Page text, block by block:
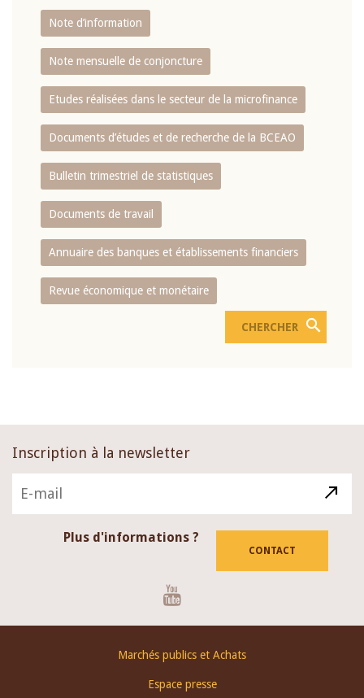
Note d’information
Note mensuelle de conjoncture
Etudes réalisées dans le secteur de la microfinance
Documents d’études et de recherche de la BCEAO
Bulletin trimestriel de statistiques
Documents de travail
Annuaire des banques et établissements financiers
Revue économique et monétaire
Inscription à la newsletter
Plus d'informations ?
CONTACT
Marchés publics et Achats
Espace presse